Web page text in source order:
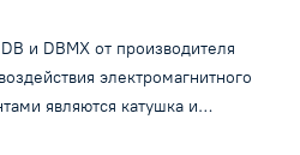
и DBMX от производителя
электромагнитного
являются катушка и
выдерживающие высокие